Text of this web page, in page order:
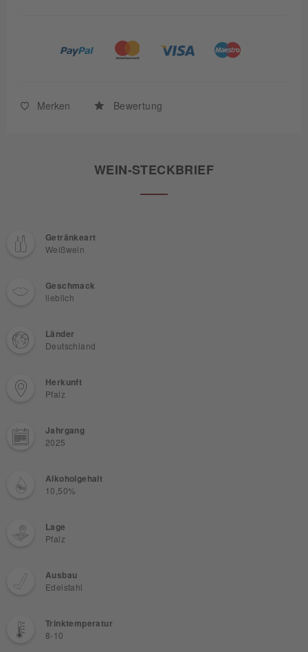
Merken Bewertung
WEIN-STECKBRIEF
Getränkeart
Weißwein
Geschmack
lieblich
Länder
Deutschland
Herkunft
Pfalz
Jahrgang
2025
Alkoholgehalt
10,50%
Lage
Pfalz
Ausbau
Edelstahl
Trinktemperatur
8-10